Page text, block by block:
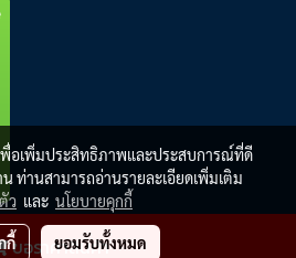
ขอราคาสินค้า
พื่อเพิ่มประสิทธิภาพและประสบการณ์ที่ดี
น ท่านสามารถอ่านรายละเอียดเพิ่มเติม
ว และ นโยบายคุกกี้
กี้ ยอมรับทั้งหมด